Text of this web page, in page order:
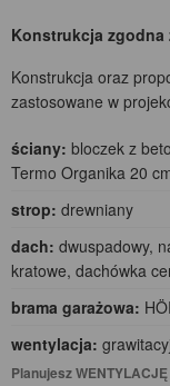
Konstrukcja zgodna
Konstrukcja oraz
zastosowane w
ściany: bloczek z
Termo Organika 20
strop: drewniany
dach: dwuspadowy,
kratowe, dachówka
brama garażowa:
wentylacja:
Planujesz